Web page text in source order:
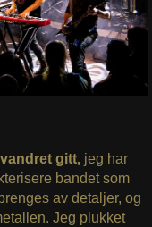
gitt,jeg har
bandet som
av detaljer, og
Jeg plukket